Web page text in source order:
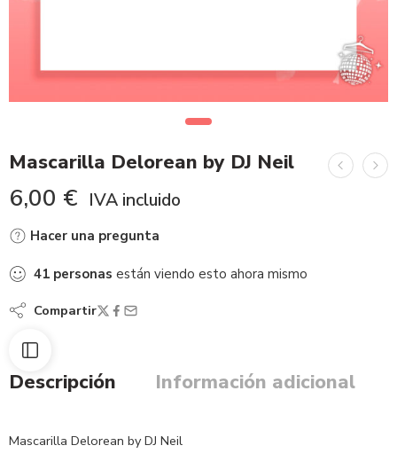
Mascarilla Delorean by DJ Neil
6,00 € IVA incluido
Hacer una pregunta
41 personas están viendo esto ahora mismo
Compartir
Descripción Información adicional
Mascarilla Delorean by DJ Neil